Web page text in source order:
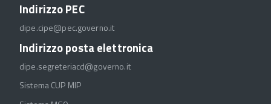
Indirizzo PEC
dipe.cipe@pec.governo.it
Indirizzo posta elettronica
dipe.segreteriacd@governo.it
Sistema CUP MIP